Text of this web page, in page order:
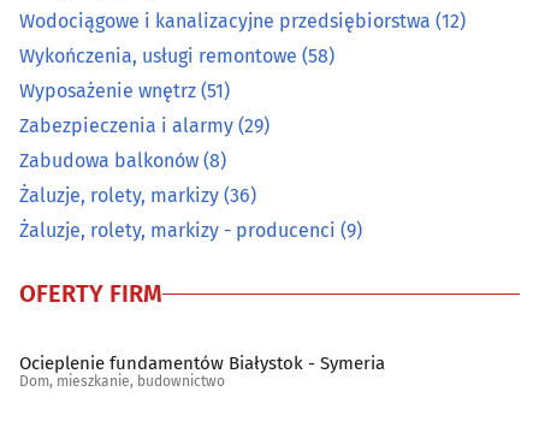
Opał(10)
Osuszanie i odgrzybianie budynków
Oświetlenie(18)
Podłogi (39)
Pościelowe artykuły, koce(6)
Sanitarno-instalacyjne artykuły (28)
Wodociągowe i kanalizacyjne przedsiębiorstwa (12)
Wykończenia, usługi remontowe (58)
Wyposażenie wnętrz (51)
Zabezpieczenia i alarmy (29)
Zabudowa balkonów (8)
Żaluzje, rolety, markizy (36)
Żaluzje, rolety, markizy - producenci (9)
OFERTY FIRM
Ocieplenie fundamentów Białystok - Symeria
Dom, mieszkanie, budownictwo